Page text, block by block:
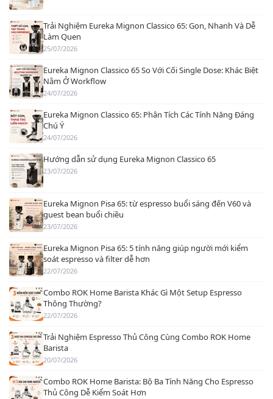
Trải Nghiệm Eureka Mignon Classico 65: Gọn, Nhanh Và Dễ
Làm Quen
25/07/2026
Eureka Mignon Classico 65 So Với Cối Single Dose: Khác Biệt
Nằm Ở Workflow
24/07/2026
Eureka Mignon Classico 65: Phân Tích Các Tính Năng Đáng
Chú Ý
24/07/2026
Hướng dẫn sử dụng Eureka Mignon Classico 65
23/07/2026
Eureka Mignon Pisa 65: từ espresso buổi sáng đến V60 và
guest bean buổi chiều
23/07/2026
Eureka Mignon Pisa 65: 5 tính năng giúp người mới kiểm
soát espresso và filter dễ hơn
22/07/2026
Combo ROK Home Barista Khác Gì Một Setup Espresso
Thông Thường?
22/07/2026
Trải Nghiệm Espresso Thủ Công Cùng Combo ROK Home
Barista
20/07/2026
Combo ROK Home Barista: Bộ Ba Tính Năng Cho Espresso
Thủ Công Dễ Kiểm Soát Hơn